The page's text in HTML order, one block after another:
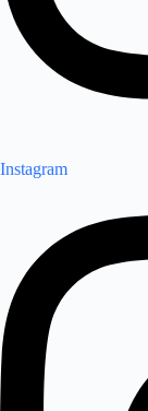
Instagram